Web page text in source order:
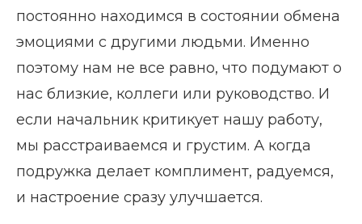
постоянно находимся в состоянии обмена
эмоциями с другими людьми. Именно
поэтому нам не все равно, что подумают о
нас близкие, коллеги или руководство. И
если начальник критикует нашу работу,
мы расстраиваемся и грустим. А когда
подружка делает комплимент, радуемся,
и настроение сразу улучшается.